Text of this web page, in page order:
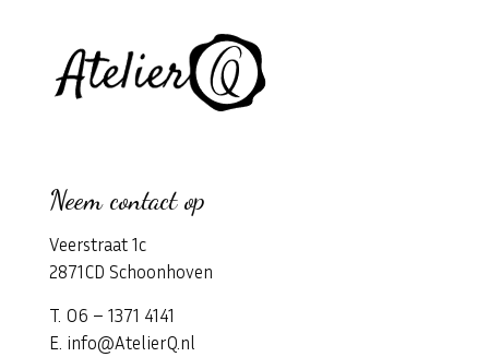
Neem contact op
Veerstraat 1c
2871CD Schoonhoven
T. 06 – 1371 4141
E. info@AtelierQ.nl